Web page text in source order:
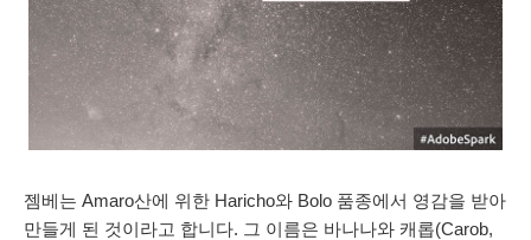
젬베는 Amaro산에 위한 Haricho와 Bolo 품종에서 영감을 받아
만들게 된 것이라고 합니다. 그 이름은 바나나와 캐롭(Carob,